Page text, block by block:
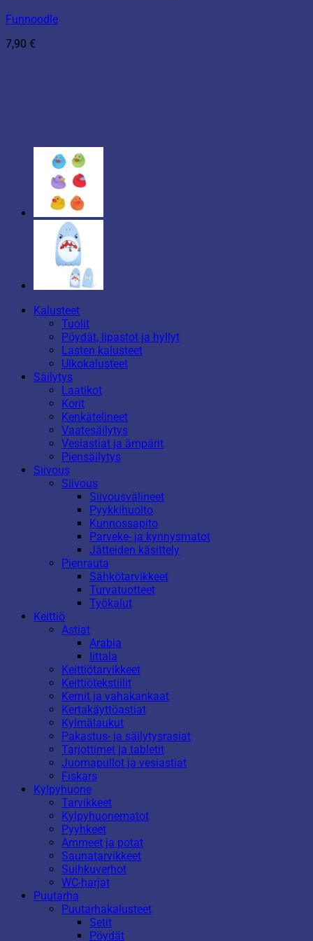
Funnoodle
7,90 €
Kalusteet
Tuolit
Pöydät, lipastot ja hyllyt
Lasten kalusteet
Ulkokalusteet
Säilytys
Laatikot
Korit
Kenkätelineet
Vaatesäilytys
Vesiastiat ja ämpärit
Piensäilytys
Siivous
Siivous
Siivousvälineet
Pyykkihuolto
Kunnossapito
Parveke- ja kynnysmatot
Jätteiden käsittely
Pienrauta
Sähkötarvikkeet
Turvatuotteet
Työkalut
Keittiö
Astiat
Arabia
Iittala
Keittiötarvikkeet
Keittiötekstiilit
Kernit ja vahakankaat
Kertakäyttöastiat
Kylmälaukut
Pakastus- ja säilytysrasiat
Tarjottimet ja tabletit
Juomapullot ja vesiastiat
Fiskars
Kylpyhuone
Tarvikkeet
Kylpyhuonematot
Pyyhkeet
Ammeet ja potat
Saunatarvikkeet
Suihkuverhot
WC-harjat
Puutarha
Puutarhakalusteet
Setit
Pöydät